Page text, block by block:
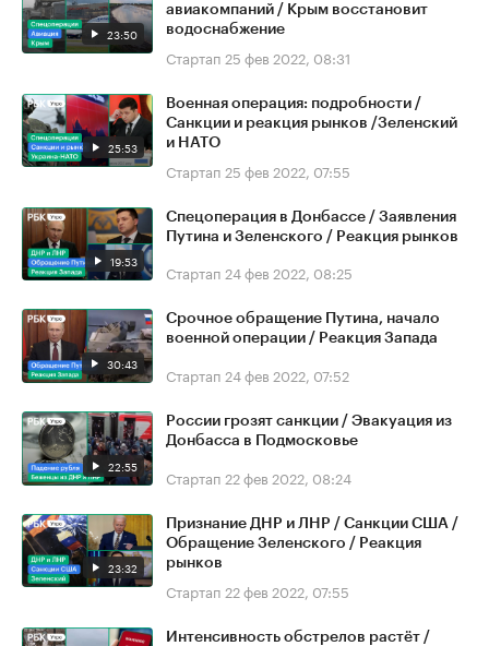
23:50
авиакомпаний / Крым восстановит
водоснабжение
Стартап 25 фев 2022, 08:31
25:53
Военная операция: подробности /
Санкции и реакция рынков /Зеленский
и НАТО
Стартап 25 фев 2022, 07:55
19:53
Спецоперация в Донбассе / Заявления
Путина и Зеленского / Реакция рынков
Стартап 24 фев 2022, 08:25
30:43
Срочное обращение Путина, начало
военной операции / Реакция Запада
Стартап 24 фев 2022, 07:52
22:55
России грозят санкции / Эвакуация из
Донбасса в Подмосковье
Стартап 22 фев 2022, 08:24
23:32
Признание ДНР и ЛНР / Санкции США /
Обращение Зеленского / Реакция
рынков
Стартап 22 фев 2022, 07:55
Интенсивность обстрелов растёт /